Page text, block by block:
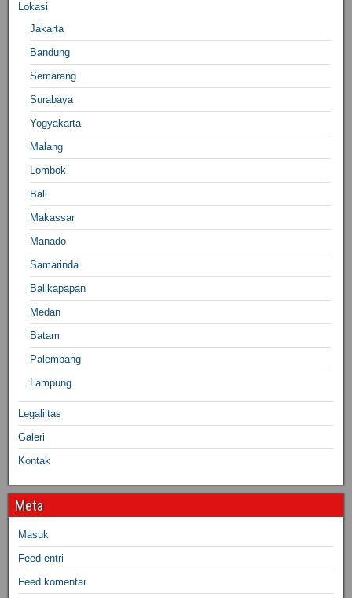
Lokasi
Jakarta
Bandung
Semarang
Surabaya
Yogyakarta
Malang
Lombok
Bali
Makassar
Manado
Samarinda
Balikapapan
Medan
Batam
Palembang
Lampung
Legaliitas
Galeri
Kontak
Meta
Masuk
Feed entri
Feed komentar